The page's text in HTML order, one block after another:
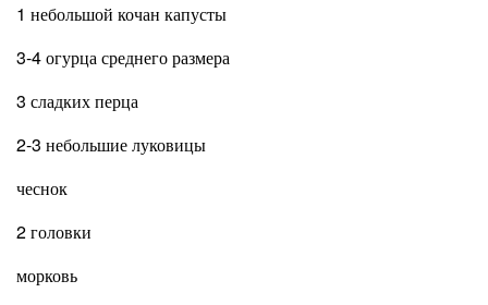
1 небольшой кочан капусты
3-4 огурца среднего размера
3 сладких перца
2-3 небольшие луковицы
чеснок
2 головки
морковь